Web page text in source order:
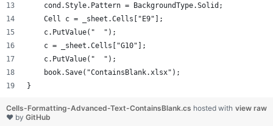
    cond.Style.Pattern = BackgroundType.Solid;
    Cell c = _sheet.Cells["E9"];
    c.PutValue("  ");
    c = _sheet.Cells["G10"];
    c.PutValue("  ");
    book.Save("ContainsBlank.xlsx");
}
view raw
Cells-Formatting-Advanced-Text-ContainsBlank.cs hosted with
❤ by GitHub